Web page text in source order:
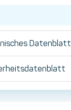
Datenblatt